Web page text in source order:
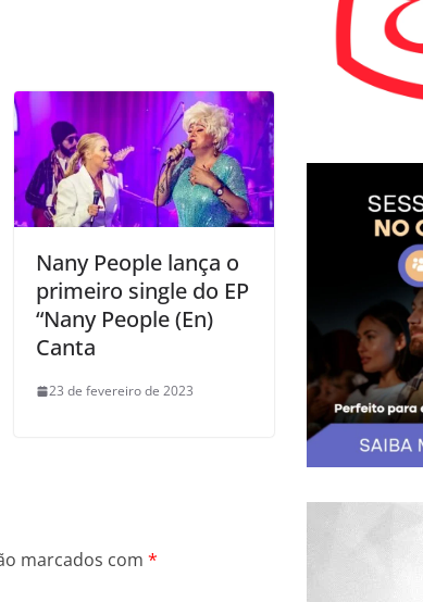
Nany People lança o
primeiro single do EP
“Nany People (En)
Canta
23 de fevereiro de 2023
marcados com *